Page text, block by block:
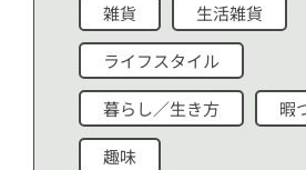
雑貨 生活雑貨
ライフスタイル
暮らし／生き方 暇
趣味